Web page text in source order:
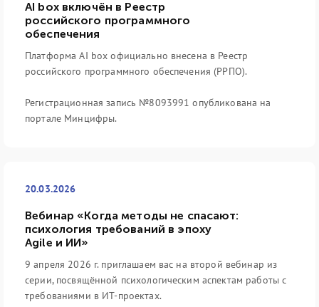
AI box включён в Реестр
российского программного
обеспечения
Платформа AI box официально внесена в Реестр
российского программного обеспечения (РРПО).
Регистрационная запись №8093991 опубликована на
портале Минцифры.
20.03.2026
Вебинар «Когда методы не спасают:
психология требований в эпоху
Agile и ИИ»
9 апреля 2026 г. приглашаем вас на второй вебинар из
серии, посвящённой психологическим аспектам работы с
требованиями в ИТ-проектах.